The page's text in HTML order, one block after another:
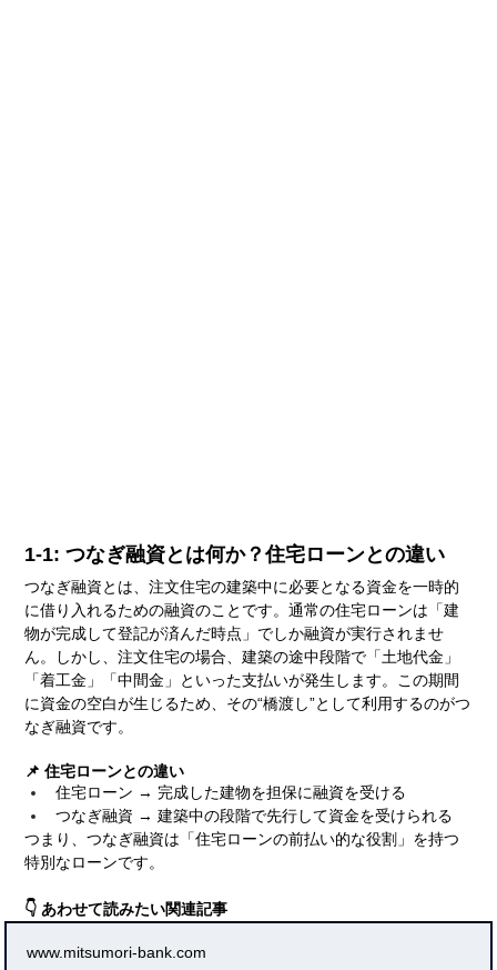
1-1: つなぎ融資とは何か？住宅ローンとの違い
つなぎ融資とは、注文住宅の建築中に必要となる資金を一時的
に借り入れるための融資のことです。通常の住宅ローンは「建
物が完成して登記が済んだ時点」でしか融資が実行されませ
ん。しかし、注文住宅の場合、建築の途中段階で「土地代金」
「着工金」「中間金」といった支払いが発生します。この期間
に資金の空白が生じるため、その“橋渡し”として利用するのがつ
なぎ融資です。
📌 住宅ローンとの違い
住宅ローン → 完成した建物を担保に融資を受ける
つなぎ融資 → 建築中の段階で先行して資金を受けられる
つまり、つなぎ融資は「住宅ローンの前払い的な役割」を持つ
特別なローンです。
👇 あわせて読みたい関連記事
www.mitsumori-bank.com